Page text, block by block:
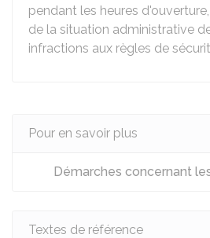
pendant les heures
de la situation administrative
infractions aux règles de
Pour en savoir plus
Démarches concernant
Textes de référence